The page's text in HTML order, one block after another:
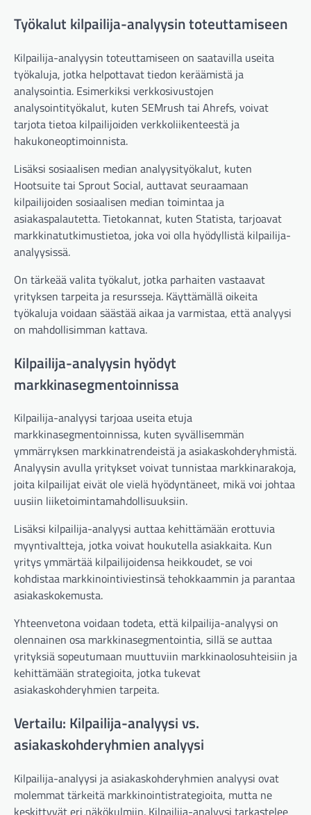
Työkalut kilpailija-analyysin toteuttamiseen
Kilpailija-analyysin toteuttamiseen on saatavilla useita
työkaluja, jotka helpottavat tiedon keräämistä ja
analysointia. Esimerkiksi verkkosivustojen
analysointityökalut, kuten SEMrush tai Ahrefs, voivat
tarjota tietoa kilpailijoiden verkkoliikenteestä ja
hakukoneoptimoinnista.
Lisäksi sosiaalisen median analyysityökalut, kuten
Hootsuite tai Sprout Social, auttavat seuraamaan
kilpailijoiden sosiaalisen median toimintaa ja
asiakaspalautetta. Tietokannat, kuten Statista, tarjoavat
markkinatutkimustietoa, joka voi olla hyödyllistä kilpailija-
analyysissä.
On tärkeää valita työkalut, jotka parhaiten vastaavat
yrityksen tarpeita ja resursseja. Käyttämällä oikeita
työkaluja voidaan säästää aikaa ja varmistaa, että analyysi
on mahdollisimman kattava.
Kilpailija-analyysin hyödyt
markkinasegmentoinnissa
Kilpailija-analyysi tarjoaa useita etuja
markkinasegmentoinnissa, kuten syvällisemmän
ymmärryksen markkinatrendeistä ja asiakaskohderyhmistä.
Analyysin avulla yritykset voivat tunnistaa markkinarakoja,
joita kilpailijat eivät ole vielä hyödyntäneet, mikä voi johtaa
uusiin liiketoimintamahdollisuuksiin.
Lisäksi kilpailija-analyysi auttaa kehittämään erottuvia
myyntivaltteja, jotka voivat houkutella asiakkaita. Kun
yritys ymmärtää kilpailijoidensa heikkoudet, se voi
kohdistaa markkinointiviestinsä tehokkaammin ja parantaa
asiakaskokemusta.
Yhteenvetona voidaan todeta, että kilpailija-analyysi on
olennainen osa markkinasegmentointia, sillä se auttaa
yrityksiä sopeutumaan muuttuviin markkinaolosuhteisiin ja
kehittämään strategioita, jotka tukevat
asiakaskohderyhmien tarpeita.
Vertailu: Kilpailija-analyysi vs.
asiakaskohderyhmien analyysi
Kilpailija-analyysi ja asiakaskohderyhmien analyysi ovat
molemmat tärkeitä markkinointistrategioita, mutta ne
keskittyvät eri näkökulmiin. Kilpailija-analyysi tarkastelee